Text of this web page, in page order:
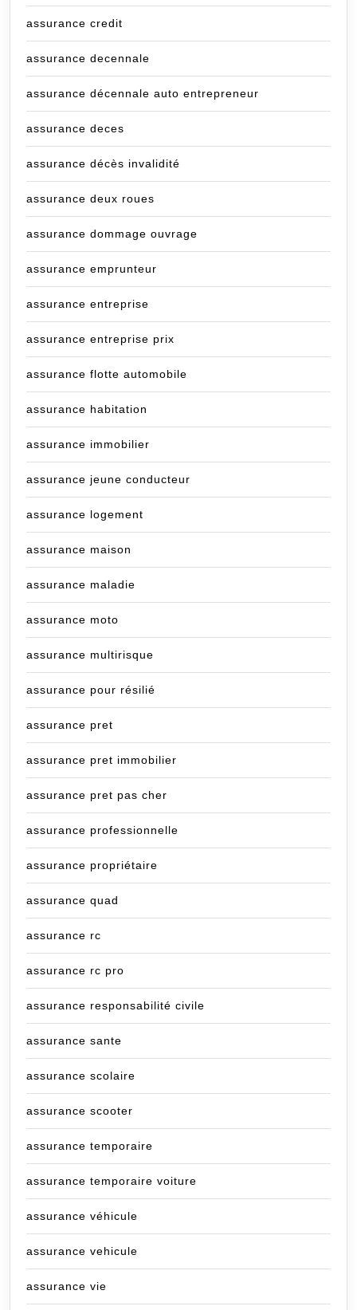
assurance credit
assurance decennale
assurance décennale auto entrepreneur
assurance deces
assurance décès invalidité
assurance deux roues
assurance dommage ouvrage
assurance emprunteur
assurance entreprise
assurance entreprise prix
assurance flotte automobile
assurance habitation
assurance immobilier
assurance jeune conducteur
assurance logement
assurance maison
assurance maladie
assurance moto
assurance multirisque
assurance pour résilié
assurance pret
assurance pret immobilier
assurance pret pas cher
assurance professionnelle
assurance propriétaire
assurance quad
assurance rc
assurance rc pro
assurance responsabilité civile
assurance sante
assurance scolaire
assurance scooter
assurance temporaire
assurance temporaire voiture
assurance véhicule
assurance vehicule
assurance vie